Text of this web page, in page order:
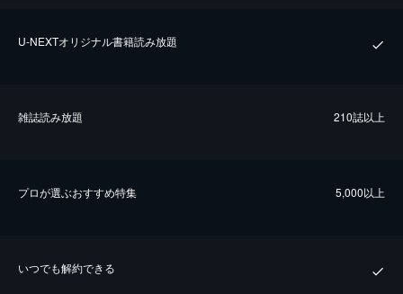
U-NEXTオリジナル書籍読み放題
雑誌読み放題 210誌以上
プロが選ぶおすすめ特集 5,000以上
いつでも解約できる